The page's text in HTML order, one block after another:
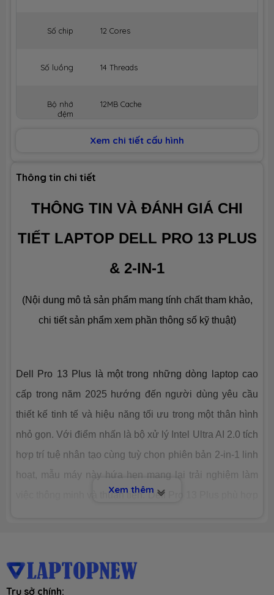
Số chip 12 Cores
Số luồng 14 Threads
Bộ nhớ
đệm
12MB Cache
BỘ NHỚ MÁY (RAM)
Dung lượng
Công nghệ LPDDR5x 5600MHz
CHIP XỬ LÝ ĐỒ HOẠ (VGA)
hợp
None
Kích thước 13.3-inch (16:10)
Xem chi tiết cấu hình
Thông tin chi tiết
THÔNG TIN VÀ ĐÁNH GIÁ CHI
TIẾT LAPTOP DELL PRO 13 PLUS
& 2-IN-1
(Nội dung mô tả sản phẩm mang tính chất tham khảo,
chi tiết sản phẩm xem phần thông số kỹ thuật)
Dell Pro 13 Plus là một trong những dòng laptop cao
cấp trong năm 2025 hướng đến người dùng yêu cầu
thiết kế tinh tế và hiệu năng tối ưu trong một thân hình
nhỏ gọn. Với điểm nhấn là bộ xử lý Intel Ultra AI 2.0 tích
hợp trí tuệ nhân tạo cùng tuỳ chọn phiên bản 2-in-1 linh
hoạt, mẫu máy này hứa hẹn mang lại trải nghiệm làm
việc thông minh và thuận tiện. Dell Pro 13 Plus phù hợp
cơ bản đến nâng cao. Hãy cùng
Xem thêm
Trụ sở chính: